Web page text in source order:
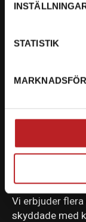
STATISTIK
Ångra mitt köp
Org. nummer:
Vi erbjuder
skyddade med